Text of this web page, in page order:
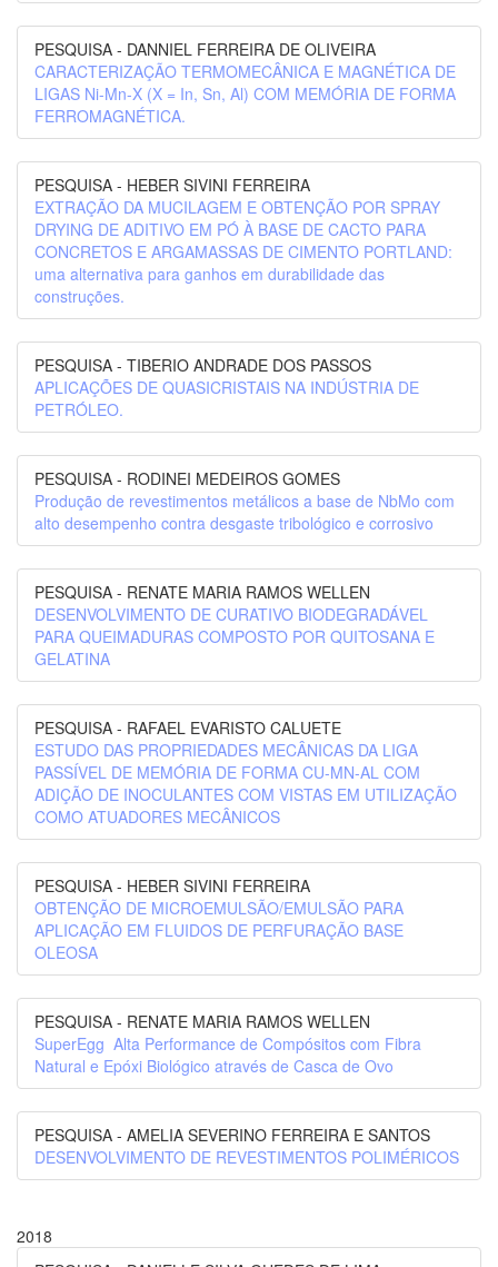
PESQUISA - DANNIEL FERREIRA DE OLIVEIRA
CARACTERIZAÇÃO TERMOMECÂNICA E MAGNÉTICA DE
LIGAS Ni-Mn-X (X = In, Sn, Al) COM MEMÓRIA DE FORMA
FERROMAGNÉTICA.
PESQUISA - HEBER SIVINI FERREIRA
EXTRAÇÃO DA MUCILAGEM E OBTENÇÃO POR SPRAY
DRYING DE ADITIVO EM PÓ À BASE DE CACTO PARA
CONCRETOS E ARGAMASSAS DE CIMENTO PORTLAND:
uma alternativa para ganhos em durabilidade das
construções.
PESQUISA - TIBERIO ANDRADE DOS PASSOS
APLICAÇÕES DE QUASICRISTAIS NA INDÚSTRIA DE
PETRÓLEO.
PESQUISA - RODINEI MEDEIROS GOMES
Produção de revestimentos metálicos a base de NbMo com
alto desempenho contra desgaste tribológico e corrosivo
PESQUISA - RENATE MARIA RAMOS WELLEN
DESENVOLVIMENTO DE CURATIVO BIODEGRADÁVEL
PARA QUEIMADURAS COMPOSTO POR QUITOSANA E
GELATINA
PESQUISA - RAFAEL EVARISTO CALUETE
ESTUDO DAS PROPRIEDADES MECÂNICAS DA LIGA
PASSÍVEL DE MEMÓRIA DE FORMA CU-MN-AL COM
ADIÇÃO DE INOCULANTES COM VISTAS EM UTILIZAÇÃO
COMO ATUADORES MECÂNICOS
PESQUISA - HEBER SIVINI FERREIRA
OBTENÇÃO DE MICROEMULSÃO/EMULSÃO PARA
APLICAÇÃO EM FLUIDOS DE PERFURAÇÃO BASE
OLEOSA
PESQUISA - RENATE MARIA RAMOS WELLEN
SuperEgg  Alta Performance de Compósitos com Fibra
Natural e Epóxi Biológico através de Casca de Ovo
PESQUISA - AMELIA SEVERINO FERREIRA E SANTOS
DESENVOLVIMENTO DE REVESTIMENTOS POLIMÉRICOS
2018